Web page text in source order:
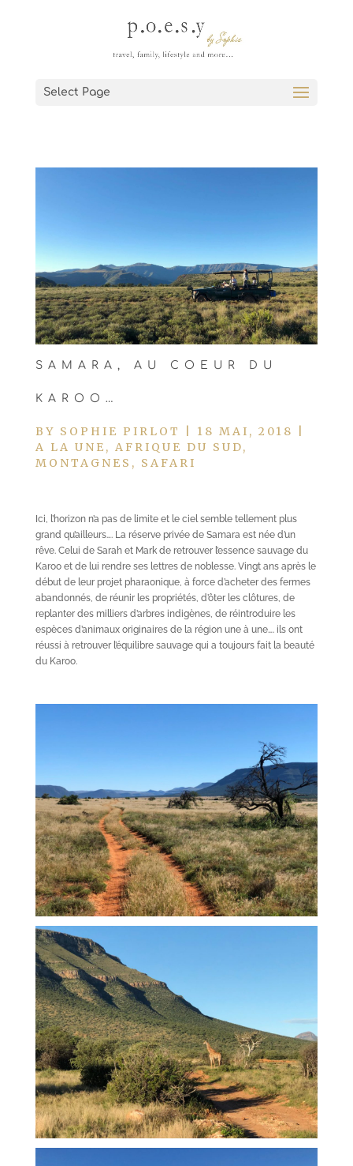
Select Page
SAMARA, AU COEUR DU
KAROO…
BY SOPHIE PIRLOT 18 MAI, 2018
A LA UNE , AFRIQUE DU SUD,
MONTAGNES , SAFARI
Ici, l’horizon n’a pas de limite et le ciel semble tellement plus
grand qu’ailleurs…. La réserve privée de Samara est née d’un
rêve. Celui de Sarah et Mark de retrouver l’essence sauvage du
Karoo et de lui rendre ses lettres de noblesse. Vingt ans après le
début de leur projet pharaonique, à force d’acheter des fermes
abandonnés, de réunir les propriétés, d’ôter les clôtures, de
replanter des milliers d’arbres indigènes, de réintroduire les
espèces d’animaux originaires de la région une à une…. ils ont
réussi à retrouver l’équilibre sauvage qui a toujours fait la beauté
du Karoo.